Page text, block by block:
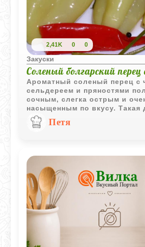
2,41K 0 0
Закуски
Соленый болгарский перец
Ароматный соленый перец с
сельдереем и пряностями
сочным, слегка острым и
насыщенным по вкусу. Такая
закуска хорошо сочетается
блюдами, картофелем и
Петя